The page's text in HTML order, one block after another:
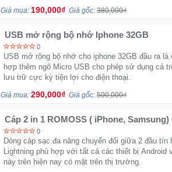
Giá mua: 190,000₫ Giá gốc: 380,000₫
USB mở rộng bộ nhớ Iphone 32GB
0
USB mở rộng bộ nhớ cho iphone 32GB đầu ra là
hợp thêm ngõ Micro USB cho phép sử dụng cả
lưu trữ cực kỳ tiện lợi cho điện thoại.
Giá mua: 290,000₫ Giá gốc: 500,000₫
Cáp 2 in 1 ROMOSS ( iPhone,
0
Dòng cáp sạc đa năng chuyển đổi giữa 2 đầu tín
Lightning phù hợp với tất cả các thiết bị Android
này trên hiện nay có mặt trên thị trường.